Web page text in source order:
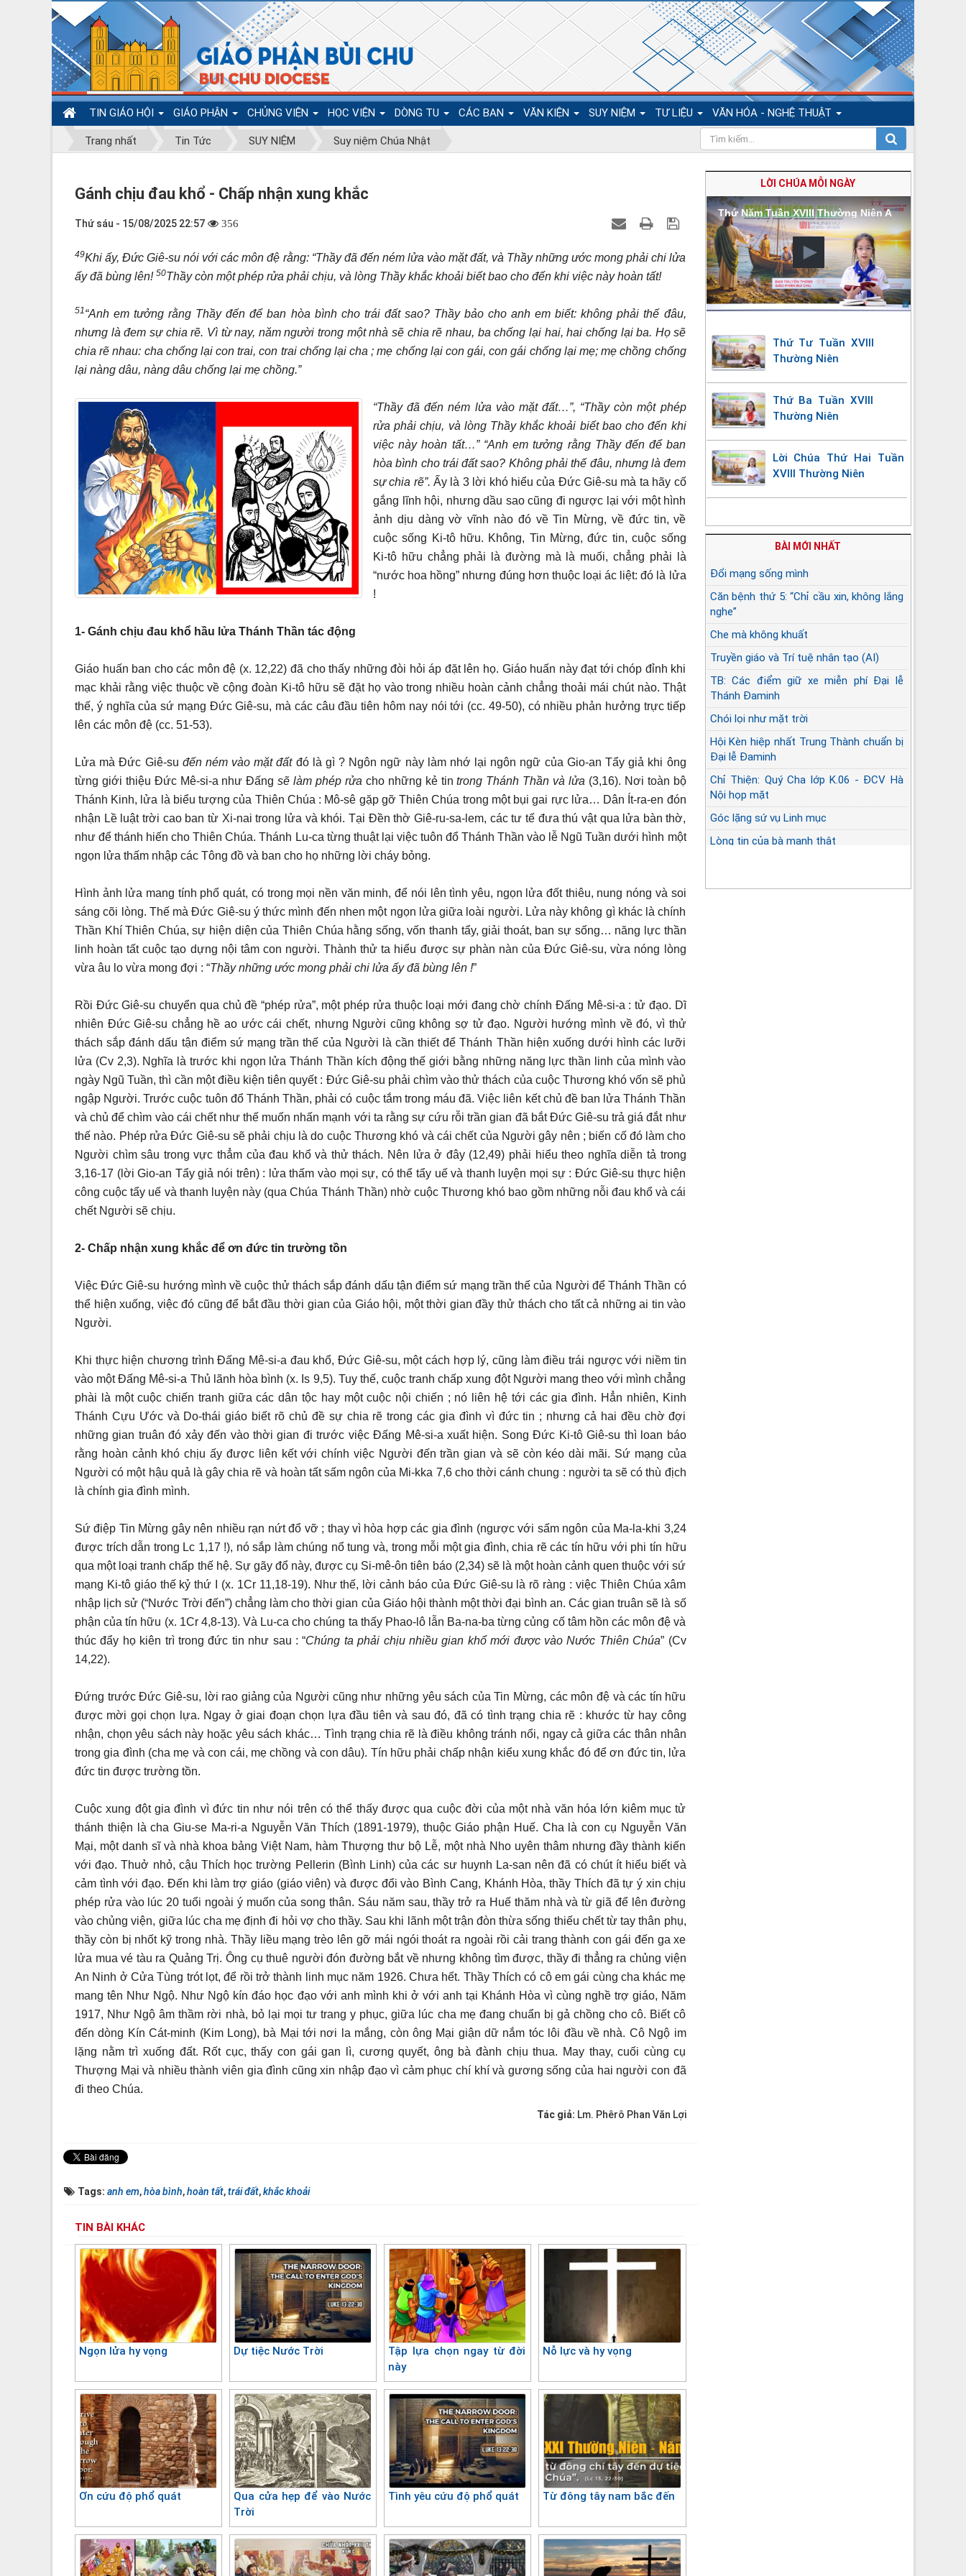
TIN GIÁO HỘI GIÁO PHẬN CHỦNG VIỆN HỌC VIỆN DÒNG TU CÁC BAN VĂN KIỆN SUY NIỆM TƯ LIỆU VĂN HÓA - NGHỆ THUẬT
Trang nhất Tin Tức SUY NIỆM Suy niệm Chúa Nhật
Gánh chịu đau khổ - Chấp nhận xung khắc
Thứ sáu - 15/08/2025 22:57 356
49Khi ấy, Đức Giê-su nói với các môn đệ rằng: “Thầy đã đến ném lửa vào mặt đất, và Thầy những ước mong phải chi lửa
ấy đã bùng lên! 50Thầy còn một phép rửa phải chịu, và lòng Thầy khắc khoải biết bao cho đến khi việc này hoàn tất!
51 “Anh em tưởng rằng Thầy đến để ban hòa bình cho trái đất sao? Thầy bảo cho anh em biết: không phải thế đâu,
nhưng là đem sự chia rẽ. Vì từ nay, năm người trong một nhà sẽ chia rẽ nhau, ba chống lại hai, hai chống lại ba. Họ sẽ
chia rẽ nhau: cha chống lại con trai, con trai chống lại cha ; mẹ chống lại con gái, con gái chống lại mẹ; mẹ chồng chống
lại nàng dâu, nàng dâu chống lại mẹ chồng.”
“Thầy đã đến ném lửa vào mặt đất…”, “Thầy còn một phép
rửa phải chịu, và lòng Thầy khắc khoải biết bao cho đến khi
việc này hoàn tất…” “Anh em tưởng rằng Thầy đến để ban
hòa bình cho trái đất sao? Không phải thế đâu, nhưng là đem
sự chia rẽ”.Ấy là 3 lời khó hiểu của Đức Giê-su mà ta hãy cố
gắng lĩnh hội, nhưng dầu sao cũng đi ngược lại với một hình
ảnh dịu dàng vờ vĩnh nào đó về Tin Mừng, về đức tin, về
cuộc sống Ki-tô hữu. Không, Tin Mừng, đức tin, cuộc sống
Ki-tô hữu chẳng phải là đường mà là muối, chẳng phải là
“nước hoa hồng” nhưng đúng hơn thuộc loại ác liệt: đó là lửa
!
1- Gánh chịu đau khổ hầu lửa Thánh Thần tác động
Giáo huấn ban cho các môn đệ (x. 12,22) đã cho thấy những đòi hỏi áp đặt lên họ. Giáo huấn này đạt tới chóp đỉnh khi
mạc khải rằng việc thuộc về cộng đoàn Ki-tô hữu sẽ đặt họ vào trong nhiều hoàn cảnh chẳng thoải mái chút nào. Thật
thế, ý nghĩa của sứ mạng Đức Giê-su, mà các câu đầu tiên hôm nay nói tới (cc. 49-50), có nhiều phản hưởng trực tiếp
lên các môn đệ (cc. 51-53).
Lửa mà Đức Giê-su đến ném vào mặt đất đó là gì ? Ngôn ngữ này làm nhớ lại ngôn ngữ của Gio-an Tẩy giả khi ông
từng giới thiệu Đức Mê-si-a như Đấngsẽ làm phép rửa cho những kẻ tintrong Thánh Thần và lửa (3,16). Nơi toàn bộ
Thánh Kinh, lửa là biểu tượng của Thiên Chúa : Mô-sê gặp gỡ Thiên Chúa trong một bụi gai rực lửa… Dân Ít-ra-en đón
nhận Lề luật trời cao ban từ Xi-nai trong lửa và khói. Tại Đền thờ Giê-ru-sa-lem, các tư tế đưa thú vật qua lửa bàn thờ,
như để thánh hiến cho Thiên Chúa. Thánh Lu-ca từng thuật lại việc tuôn đổ Thánh Thần vào lễ Ngũ Tuần dưới hình một
ngọn lửa thấm nhập các Tông đồ và ban cho họ những lời cháy bỏng.
Hình ảnh lửa mang tính phổ quát, có trong mọi nền văn minh, để nói lên tình yêu, ngọn lửa đốt thiêu, nung nóng và soi
sáng cõi lòng. Thế mà Đức Giê-su ý thức mình đến nhen một ngọn lửa giữa loài người. Lửa này không gì khác là chính
Thần Khí Thiên Chúa, sự hiện diện của Thiên Chúa hằng sống, vốn thanh tẩy, giải thoát, ban sự sống… năng lực thần
linh hoàn tất cuộc tạo dựng nội tâm con người. Thành thử ta hiểu được sự phàn nàn của Đức Giê-su, vừa nóng lòng
vừa âu lo vừa mong đợi : “Thầy những ước mong phải chi lửa ấy đã bùng lên !”
Rồi Đức Giê-su chuyển qua chủ đề “phép rửa”, một phép rửa thuộc loại mới đang chờ chính Đấng Mê-si-a : tử đạo. Dĩ
nhiên Đức Giê-su chẳng hề ao ước cái chết, nhưng Người cũng không sợ tử đạo. Người hướng mình về đó, vì thử
thách sắp đánh dấu tận điểm sứ mạng trần thế của Người là cần thiết để Thánh Thần hiện xuống dưới hình các lưỡi
lửa (Cv 2,3). Nghĩa là trước khi ngọn lửa Thánh Thần kích động thế giới bằng những năng lực thần linh của mình vào
ngày Ngũ Tuần, thì cần một điều kiện tiên quyết : Đức Giê-su phải chìm vào thử thách của cuộc Thương khó vốn sẽ phủ
ngập Người. Trước cuộc tuôn đổ Thánh Thần, phải có cuộc tắm trong máu đã. Việc liên kết chủ đề ban lửa Thánh Thần
và chủ để chìm vào cái chết như thế muốn nhấn mạnh với ta rằng sự cứu rỗi trần gian đã bắt Đức Giê-su trả giá đắt như
thế nào. Phép rửa Đức Giê-su sẽ phải chịu là do cuộc Thương khó và cái chết của Người gây nên ; biến cố đó làm cho
Người chìm sâu trong vực thẳm của đau khổ và thử thách. Nên lửa ở đây (12,49) phải hiểu theo nghĩa diễn tả trong
3,16-17 (lời Gio-an Tẩy giả nói trên) : lửa thấm vào mọi sự, có thể tẩy uế và thanh luyện mọi sự : Đức Giê-su thực hiện
công cuộc tẩy uế và thanh luyện này (qua Chúa Thánh Thần) nhờ cuộc Thương khó bao gồm những nỗi đau khổ và cái
chết Người sẽ chịu.
2- Chấp nhận xung khắc để ơn đức tin trường tồn
Việc Đức Giê-su hướng mình về cuộc thử thách sắp đánh dấu tận điểm sứ mạng trần thế của Người để Thánh Thần có
thể hiện xuống, việc đó cũng để bắt đầu thời gian của Giáo hội, một thời gian đầy thử thách cho tất cả những ai tin vào
Người.
Khi thực hiện chương trình Đấng Mê-si-a đau khổ, Đức Giê-su, một cách hợp lý, cũng làm điều trái ngược với niềm tin
vào một Đấng Mê-si-a Thủ lãnh hòa bình (x. Is 9,5). Tuy thế, cuộc tranh chấp xung đột Người mang theo với mình chẳng
phài là một cuộc chiến tranh giữa các dân tộc hay một cuộc nội chiến ; nó liên hệ tới các gia đình. Hẳn nhiên, Kinh
Thánh Cựu Ước và Do-thái giáo biết rõ chủ đề sự chia rẽ trong các gia đình vì đức tin ; nhưng cả hai đều chờ đợi
những gian truân đó xảy đến vào thời gian đi trước việc Đấng Mê-si-a xuất hiện. Song Đức Ki-tô Giê-su thì loan báo
rằng hoàn cảnh khó chịu ấy được liên kết với chính việc Người đến trần gian và sẽ còn kéo dài mãi. Sứ mạng của
Người có một hậu quả là gây chia rẽ và hoàn tất sấm ngôn của Mi-kka 7,6 cho thời cánh chung : người ta sẽ có thù địch
là chính gia đình mình.
Sứ điệp Tin Mừng gây nên nhiều rạn nứt đổ vỡ ; thay vì hòa hợp các gia đình (ngược với sấm ngôn của Ma-la-khi 3,24
được trích dẫn trong Lc 1,17 !), nó sắp làm chúng nổ tung và, trong mỗi một gia đình, chia rẽ các tín hữu với phi tín hữu
qua một loại tranh chấp thế hệ. Sự gãy đổ này, được cụ Si-mê-ôn tiên báo (2,34) sẽ là một hoàn cảnh quen thuộc với sứ
mạng Ki-tô giáo thế kỷ thứ I (x. 1Cr 11,18-19). Như thế, lời cảnh báo của Đức Giê-su là rõ ràng : việc Thiên Chúa xâm
nhập lịch sử (“Nước Trời đến”) chẳng làm cho thời gian của Giáo hội thành một thời đại bình an. Các gian truân sẽ là số
phận của tín hữu (x. 1Cr 4,8-13). Và Lu-ca cho chúng ta thấy Phao-lô lẫn Ba-na-ba từng củng cố tâm hồn các môn đệ và
thúc đẩy họ kiên trì trong đức tin như sau : “Chúng ta phải chịu nhiều gian khổ mới được vào Nước Thiên Chúa” (Cv
14,22).
Đứng trước Đức Giê-su, lời rao giảng của Người cũng như những yêu sách của Tin Mừng, các môn đệ và các tín hữu
được mời gọi chọn lựa. Ngay ở giai đoạn chọn lựa đầu tiên và sau đó, đã có tình trạng chia rẽ : khước từ hay công
nhận, chọn yêu sách này hoặc yêu sách khác… Tình trạng chia rẽ là điều không tránh nổi, ngay cả giữa các thân nhân
trong gia đình (cha mẹ và con cái, mẹ chồng và con dâu). Tín hữu phải chấp nhận kiểu xung khắc đó để ơn đức tin, lửa
đức tin được trường tồn.
Cuộc xung đột gia đình vì đức tin như nói trên có thể thấy được qua cuộc đời của một nhà văn hóa lớn kiêm mục tử
thánh thiện là cha Giu-se Ma-ri-a Nguyễn Văn Thích (1891-1979), thuộc Giáo phận Huế. Cha là con cụ Nguyễn Văn
Mại, một danh sĩ và nhà khoa bảng Việt Nam, hàm Thượng thư bộ Lễ, một nhà Nho uyên thâm nhưng đầy thành kiến
với đạo. Thuở nhỏ, cậu Thích học trường Pellerin (Bình Linh) của các sư huynh La-san nên đã có chút ít hiểu biết và
cảm tình với đạo. Đến khi làm trợ giáo (giáo viên) và được đổi vào Bình Cang, Khánh Hòa, thầy Thích đã tự ý xin chịu
phép rửa vào lúc 20 tuổi ngoài ý muốn của song thân. Sáu năm sau, thầy trở ra Huế thăm nhà và từ giã để lên đường
vào chủng viện, giữa lúc cha mẹ định đi hỏi vợ cho thầy. Sau khi lãnh một trận đòn thừa sống thiếu chết từ tay thân phụ,
thầy còn bị nhốt kỹ trong nhà. Thầy liều mạng trèo lên gỡ mái ngói thoát ra ngoài rồi cải trang thành con gái đến ga xe
lửa mua vé tàu ra Quảng Trị. Ông cụ thuê người đón đường bắt về nhưng không tìm được, thầy đi thẳng ra chủng viện
An Ninh ở Cửa Tùng trót lọt, để rồi trở thành linh mục năm 1926. Chưa hết. Thầy Thích có cô em gái cùng cha khác mẹ
mang tên Như Ngộ. Như Ngộ kín đáo học đạo với anh mình khi ở với anh tại Khánh Hòa vì cùng nghề trợ giáo, Năm
1917, Như Ngộ âm thầm rời nhà, bỏ lại mọi tư trang y phục, giữa lúc cha mẹ đang chuẩn bị gả chồng cho cô. Biết cô
đến dòng Kín Cát-minh (Kim Long), bà Mại tới nơi la mắng, còn ông Mại giận dữ nắm tóc lôi đầu về nhà. Cô Ngộ im
lặng nằm trì xuống đất. Rốt cục, thấy con gái gan lì, cương quyết, ông bà đành chịu thua. May thay, cuối cùng cụ
Thượng Mại và nhiều thành viên gia đình cũng xin nhập đạo vì cảm phục chí khí và gương sống của hai người con đã
đi theo Chúa.
Tác giả: Lm. Phêrô Phan Văn Lợi
Tags: anh em,hòa bình,hoàn tất,trái đất,khắc khoải
TIN BÀI KHÁC
Ngọn lửa hy vọng Dự tiệc Nước Trời
Tập lựa chọn ngay từ đời
này
Nỗ lực và hy vọng
Ơn cứu độ phổ quát
Qua cửa hẹp để vào Nước
Trời
Tình yêu cứu độ phổ quát Từ đông tây nam bắc đến
LỜI CHÚA MỖI NGÀY
Thứ Năm Tuần XVIII Thường Niên A
Thứ Tư Tuần XVIII
Thường Niên
Thứ Ba Tuần XVIII
Thường Niên
Lời Chúa Thứ Hai Tuần
XVIII Thường Niên
BÀI MỚI NHẤT
Đổi mạng sống mình
Căn bệnh thứ 5: “Chỉ cầu xin, không lắng
nghe”
Che mà không khuất
Truyền giáo và Trí tuệ nhân tạo (AI)
TB: Các điểm giữ xe miễn phí Đại lễ
Thánh Đaminh
Chói lọi như mặt trời
Hội Kèn hiệp nhất Trung Thành chuẩn bị
Đại lễ Đaminh
Chỉ Thiện: Quý Cha lớp K.06 - ĐCV Hà
Nội họp mặt
Góc lặng sứ vụ Linh mục
Lòng tin của bà mạnh thật